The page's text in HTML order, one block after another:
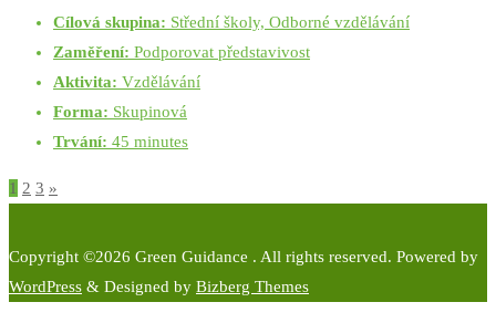
Cílová skupina: Střední školy, Odborné vzdělávání
Zaměření: Podporovat představivost
Aktivita: Vzdělávání
Forma: Skupinová
Trvání: 45 minutes
Stránkování
1 2 3 »
Copyright ©2026 Green Guidance . All rights reserved. Powered by
WordPress & Designed by Bizberg Themes